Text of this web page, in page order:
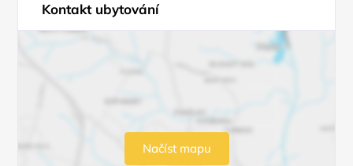
Kontakt ubytování
Načíst mapu